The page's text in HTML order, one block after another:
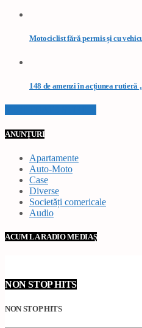
Motociclist fără permis și cu
148 de amenzi în acțiunea rutieră
ANUNȚURI
Apartamente
Auto-Moto
Case
Diverse
Societăți comericale
Audio
ACUM LA RADIO MEDIAȘ
NON STOP HITS
NON STOP HITS